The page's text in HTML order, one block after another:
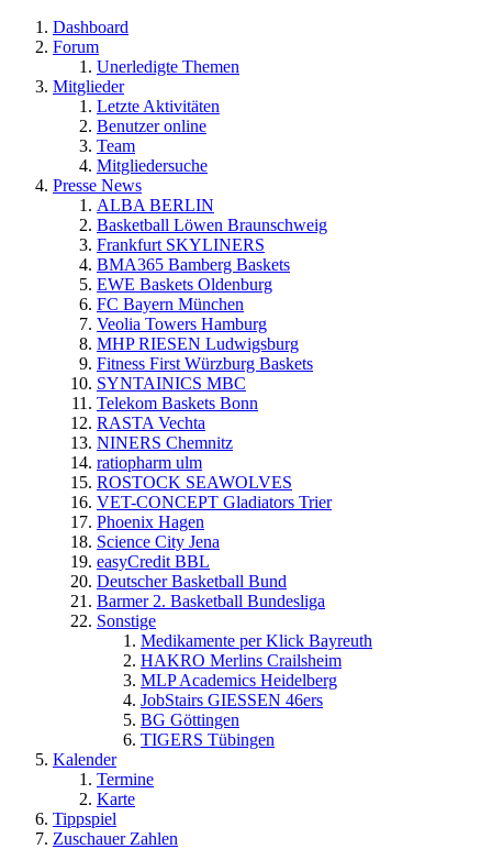
Dashboard
Forum
Unerledigte Themen
Mitglieder
Letzte Aktivitäten
Benutzer online
Team
Mitgliedersuche
Presse News
ALBA BERLIN
Basketball Löwen Braunschweig
Frankfurt SKYLINERS
BMA365 Bamberg Baskets
EWE Baskets Oldenburg
FC Bayern München
Veolia Towers Hamburg
MHP RIESEN Ludwigsburg
Fitness First Würzburg Baskets
SYNTAINICS MBC
Telekom Baskets Bonn
RASTA Vechta
NINERS Chemnitz
ratiopharm ulm
ROSTOCK SEAWOLVES
VET-CONCEPT Gladiators Trier
Phoenix Hagen
Science City Jena
easyCredit BBL
Deutscher Basketball Bund
Barmer 2. Basketball Bundesliga
Sonstige
Medikamente per Klick Bayreuth
HAKRO Merlins Crailsheim
MLP Academics Heidelberg
JobStairs GIESSEN 46ers
BG Göttingen
TIGERS Tübingen
Kalender
Termine
Karte
Tippspiel
Zuschauer Zahlen